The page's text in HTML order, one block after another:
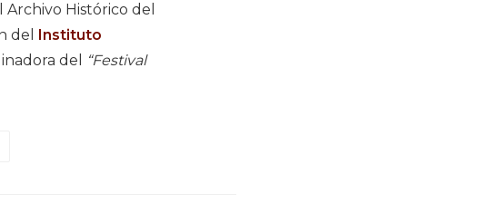
Histórico del
del Instituto
del
“Festival